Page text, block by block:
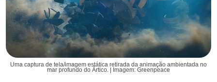
Uma captura de tela/imagem estática retirada da animação ambientada no
mar profundo do Ártico. | Imagem: Greenpeace